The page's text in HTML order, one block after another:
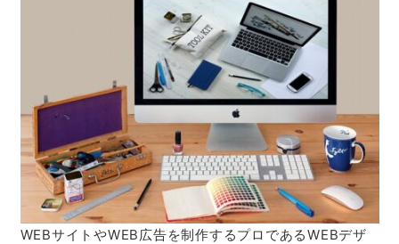
WEBサイトやWEB広告を制作するプロであるWEBデザ